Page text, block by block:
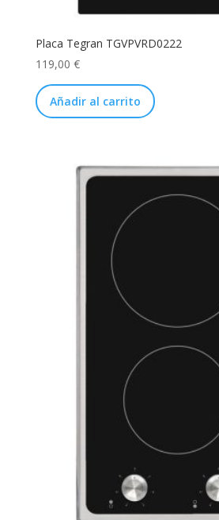
Placa Tegran TGVPVRD0222
119,00 €
Añadir al carrito